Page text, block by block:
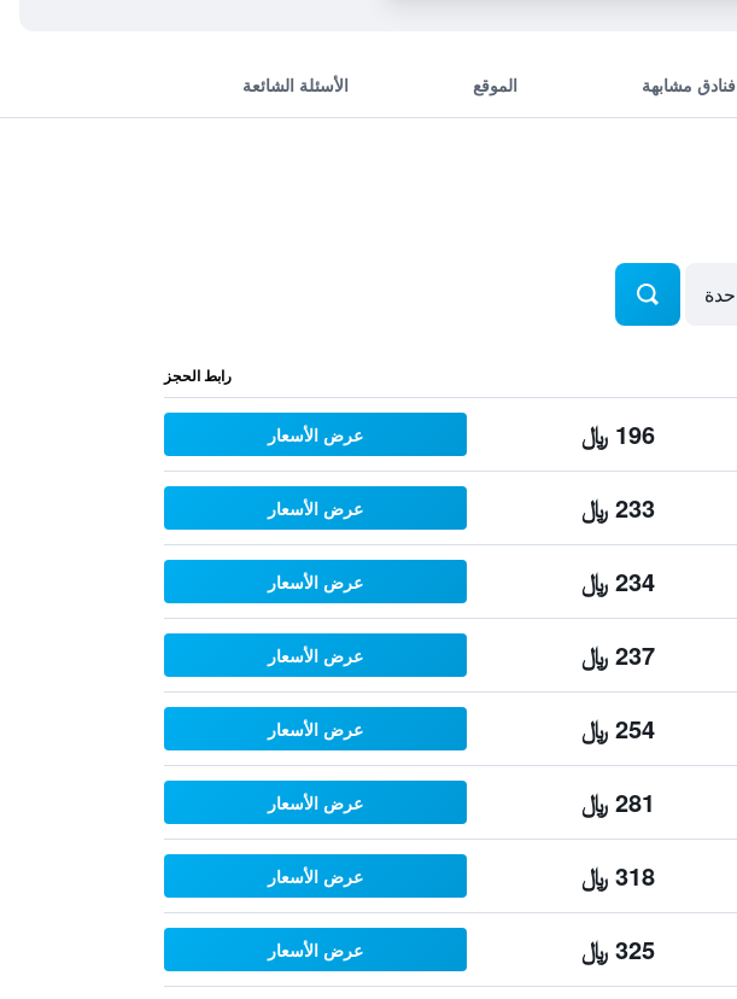
فنادق مشابهة الموقع الأسئلة الشائعة
رابط الحجز
196 ﷼ عرض الأسعار
233 ﷼ عرض الأسعار
234 ﷼ عرض الأسعار
237 ﷼ عرض الأسعار
254 ﷼ عرض الأسعار
281 ﷼ عرض الأسعار
318 ﷼ عرض الأسعار
325 ﷼ عرض الأسعار